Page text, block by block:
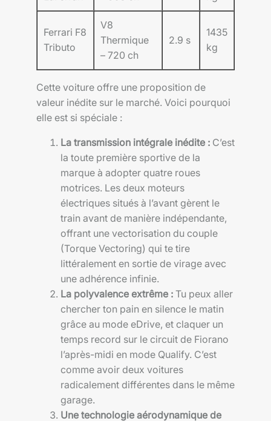
Ferrari F8
Tributo
V8
Thermique
– 720 ch
2.9 s
1435
kg
Cette voiture offre une proposition de
valeur inédite sur le marché. Voici pourquoi
elle est si spéciale :
La transmission intégrale inédite : C’est
la toute première sportive de la
marque à adopter quatre roues
motrices. Les deux moteurs
électriques situés à l’avant gèrent le
train avant de manière indépendante,
offrant une vectorisation du couple
(Torque Vectoring) qui te tire
littéralement en sortie de virage avec
une adhérence infinie.
La polyvalence extrême : Tu peux aller
chercher ton pain en silence le matin
grâce au mode eDrive, et claquer un
temps record sur le circuit de Fiorano
l’après-midi en mode Qualify. C’est
comme avoir deux voitures
radicalement différentes dans le même
garage.
Une technologie aérodynamique de